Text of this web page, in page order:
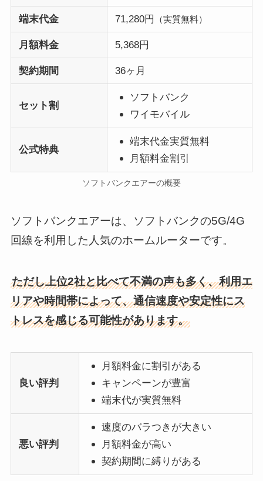
端末代金 71,280円 （実質無料）
月額料金 5,368円
契約期間 36ヶ月
セット割
ソフトバンク
ワイモバイル
公式特典
端末代金実質無料
月額料金割引
ソフトバンクエアーの概要
ソフトバンクエアーは、ソフトバンクの5G/4G
回線を利用した人気のホームルーターです。
ただし上位2社と比べて不満の声も多く、利用エ
リアや時間帯によって、通信速度や安定性にス
トレスを感じる可能性があります。
良い評判
月額料金に割引がある
キャンペーンが豊富
端末代が実質無料
悪い評判
速度のバラつきが大きい
月額料金が高い
契約期間に縛りがある